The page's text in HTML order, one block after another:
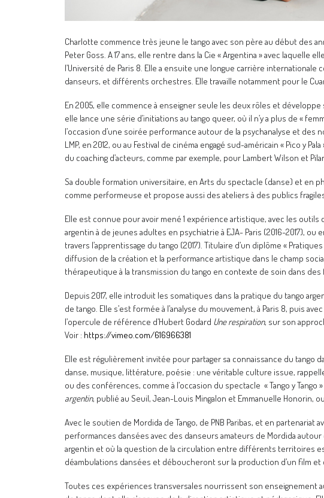
Charlotte commence très jeune le tango avec son père au début des
Peter Goss. A 17 ans, elle rentre dans la Cie « Argentina » avec laquelle
l’Université de Paris 8. Elle a ensuite une longue carrière
danseurs, et différents orchestres. Elle travaille notamment pour le
En 2005, elle commence à enseigner seule les deux rôles et
elle lance une série d’initiations au tango queer, où il n’y a plus de «
l’occasion d’une soirée performance autour de la psychanalyse et
LMP, en 2012, ou au Festival de cinéma engagé sud-américain « Pico y
du coaching d’acteurs, comme par exemple, pour Lambert Wilson et
Sa double formation universitaire, en Arts du spectacle (danse) et en
comme performeuse et propose aussi des ateliers à des publics
Elle est connue pour avoir mené 1 expérience artistique, avec les outils
argentin à de jeunes adultes en psychiatrie à EJA- Paris (2016-2017),
travers l’apprentissage du tango (2017). Titulaire d’un diplôme «
diffusion de la création et la performance artistique dans le champ
thérapeutique à la transmission du tango en contexte de soin dans
Depuis 2017, elle introduit les somatiques dans la pratique du tango
de tango. Elle s’est formée à l’analyse du mouvement, à Paris 8, puis
l’opercule de référence d’Hubert Godard Une respiration, sur son
Voir : https://vimeo.com/616966381
Elle est régulièrement invitée pour partager sa connaissance du tango
danse, musique, littérature, poésie : une véritable culture issue,
ou des conférences, comme à l’occasion du spectacle « Tango y
argentin, publié au Seuil, Jean-Louis Mingalon et Emmanuelle
Avec le soutien de Mordida de Tango, de PNB Paribas, et en
performances dansées avec des danseurs amateurs de Mordida
argentin et où la question de la circulation entre différents territoires
déambulations dansées et déboucheront sur la production d’un film et
Toutes ces expériences transversales nourrissent son enseignement